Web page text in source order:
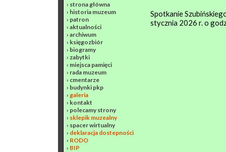
› strona główna
› historia muzeum
› patron
› aktualności
› archiwum
› księgozbiór
› biogramy
› zabytki
› miejsca pamięci
› rada muzeum
› cmentarze
› budynki pkp
› galeria
› kontakt
› polecamy strony
› sklepik muzealny
› spacer wirtualny
› deklaracja dostepności
› RODO
› BIP
Spotkanie
stycznia 2026 r. o